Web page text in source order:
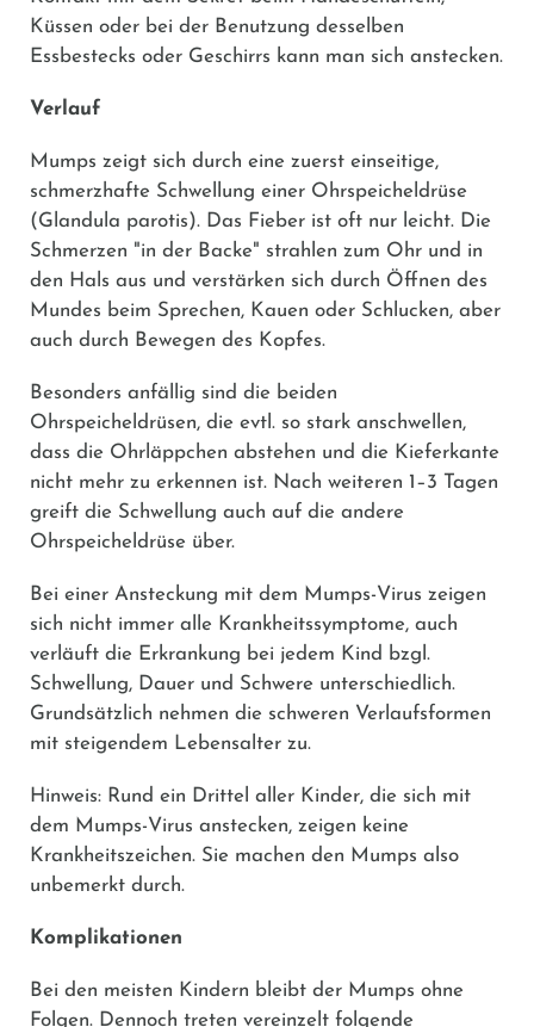
Küssen oder bei der Benutzung desselben
Essbestecks oder Geschirrs kann man sich anstecken.
Verlauf
Mumps zeigt sich durch eine zuerst einseitige,
schmerzhafte Schwellung einer Ohrspeicheldrüse
(Glandula parotis). Das Fieber ist oft nur leicht. Die
Schmerzen "in der Backe" strahlen zum Ohr und in
den Hals aus und verstärken sich durch Öffnen des
Mundes beim Sprechen, Kauen oder Schlucken, aber
auch durch Bewegen des Kopfes.
Besonders anfällig sind die beiden
Ohrspeicheldrüsen, die evtl. so stark anschwellen,
dass die Ohrläppchen abstehen und die Kieferkante
nicht mehr zu erkennen ist. Nach weiteren 1–3 Tagen
greift die Schwellung auch auf die andere
Ohrspeicheldrüse über.
Bei einer Ansteckung mit dem Mumps-Virus zeigen
sich nicht immer alle Krankheitssymptome, auch
verläuft die Erkrankung bei jedem Kind bzgl.
Schwellung, Dauer und Schwere unterschiedlich.
Grundsätzlich nehmen die schweren Verlaufsformen
mit steigendem Lebensalter zu.
Hinweis: Rund ein Drittel aller Kinder, die sich mit
dem Mumps-Virus anstecken, zeigen keine
Krankheitszeichen. Sie machen den Mumps also
unbemerkt durch.
Komplikationen
Bei den meisten Kindern bleibt der Mumps ohne
Folgen. Dennoch treten vereinzelt folgende